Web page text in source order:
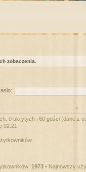
zobaczenia.
0 ukrytych i 60 gości (dane z
02:21
1973 • Najnowszy